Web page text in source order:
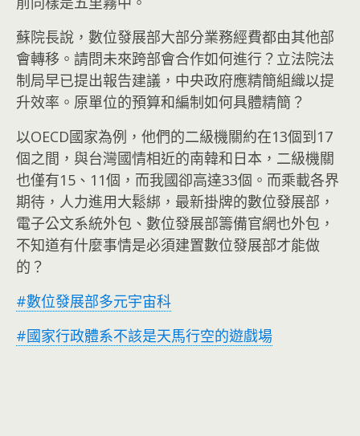
蘇院長說，數位發展部大部分業務經費都由其他部
會轉移。請問未來跨部會合作如何進行？立法院法
制局早已提出報告建議，中央政府應精簡組織以提
升效率。原單位的預算和編制如何具體精簡？
以OECD國家為例，他們的二級機關約在13個到17
個之間，與台灣國情相近的南韓和日本，二級機關
也僅有15、11個，而我國卻高達33個。而乘載各界
期待，人力進用大鬆綁，最新掛牌的數位發展部，
電子公文系統外包、數位發展部籌備官網也外包，
不知道有什麼事情是必須建置數位發展部才能做
的？
#數位發展部多元宇宙科
#國家行政體系不該是天馬行空的遊戲場